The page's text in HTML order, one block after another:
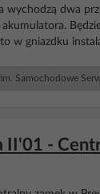
wychodzą dwa
to w gniazdku
Samochodowe
II'01 -